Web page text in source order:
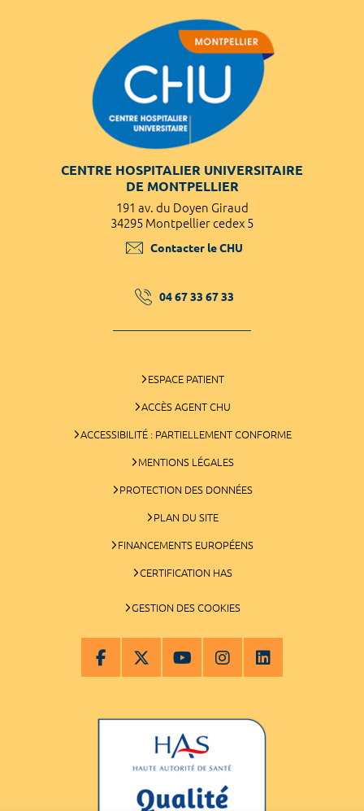
CENTRE HOSPITALIER UNIVERSITAIRE
DE MONTPELLIER
191 av. du Doyen Giraud
34295 Montpellier cedex 5
Contacter le CHU
04 67 33 67 33
ESPACE PATIENT
ACCÈS AGENT CHU
ACCESSIBILITÉ : PARTIELLEMENT CONFORME
MENTIONS LÉGALES
PROTECTION DES DONNÉES
PLAN DU SITE
FINANCEMENTS EUROPÉENS
CERTIFICATION HAS
GESTION DES COOKIES